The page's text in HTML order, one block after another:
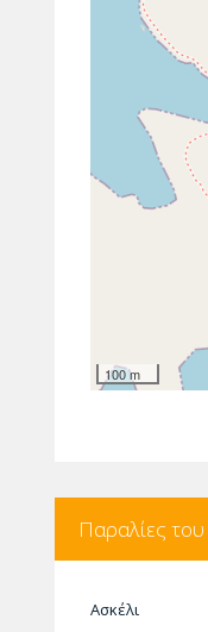
100 m
Παραλίες
Ασκέλι